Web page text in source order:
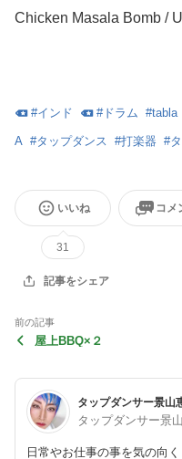
Chicken Masala Bomb /
#インド #ドラム #tabla
A #タップダンス #打楽器 #
いいね
31
コメ
記事をシェア
前の記事
屋上BBQ×２
タップダンサー景山
タップダンサー景
日常やお仕事の事を気の向